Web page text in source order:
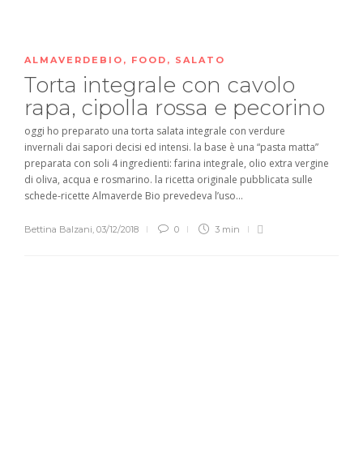
ALMAVERDEBIO , FOOD , SALATO
Torta integrale con cavolo
rapa, cipolla rossa e pecorino
oggi ho preparato una torta salata integrale con verdure
invernali dai sapori decisi ed intensi. la base è una “pasta matta”
preparata con soli 4 ingredienti: farina integrale, olio extra vergine
di oliva, acqua e rosmarino. la ricetta originale pubblicata sulle
schede-ricette Almaverde Bio prevedeva l’uso...
Bettina Balzani, 03/12/2018 0 3 min